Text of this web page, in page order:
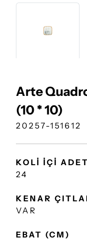
Arte
(10 * 10)
20257-151612
KOLİ İÇİ
24
KENAR
VAR
EBAT (CM)